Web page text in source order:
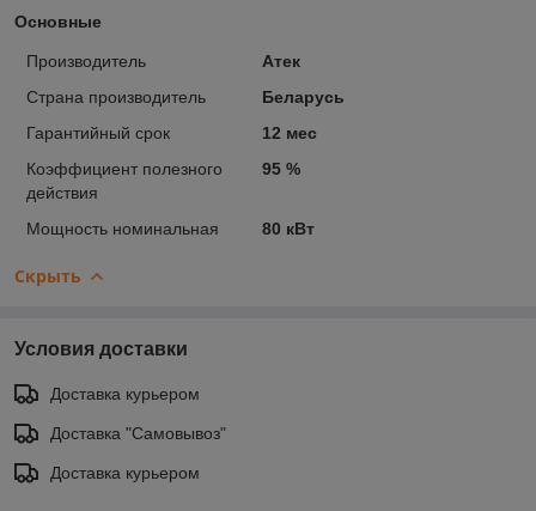
Основные
Производитель
Атек
Страна производитель
Беларусь
Гарантийный срок
12 мес
Коэффициент полезного
действия
95 %
Мощность номинальная 80 кВт
Скрыть
Условия доставки
Доставка курьером
Доставка "Самовывоз"
Доставка курьером